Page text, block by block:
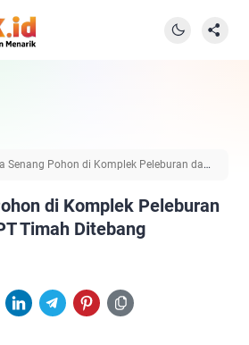
Senang Pohon di Komplek Peleburan dan
di Komplek Peleburan
Timah Ditebang